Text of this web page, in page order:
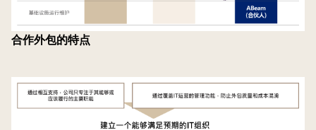
合作外包的特点